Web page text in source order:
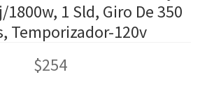
1800w, 1 Sld, Giro De 350
Temporizador-120v
$254